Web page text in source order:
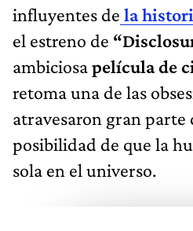
influyentes de la
el estreno de
ambiciosapelícula de
retoma una de las
atravesaron gran parte
posibilidad de que la
sola en el universo.